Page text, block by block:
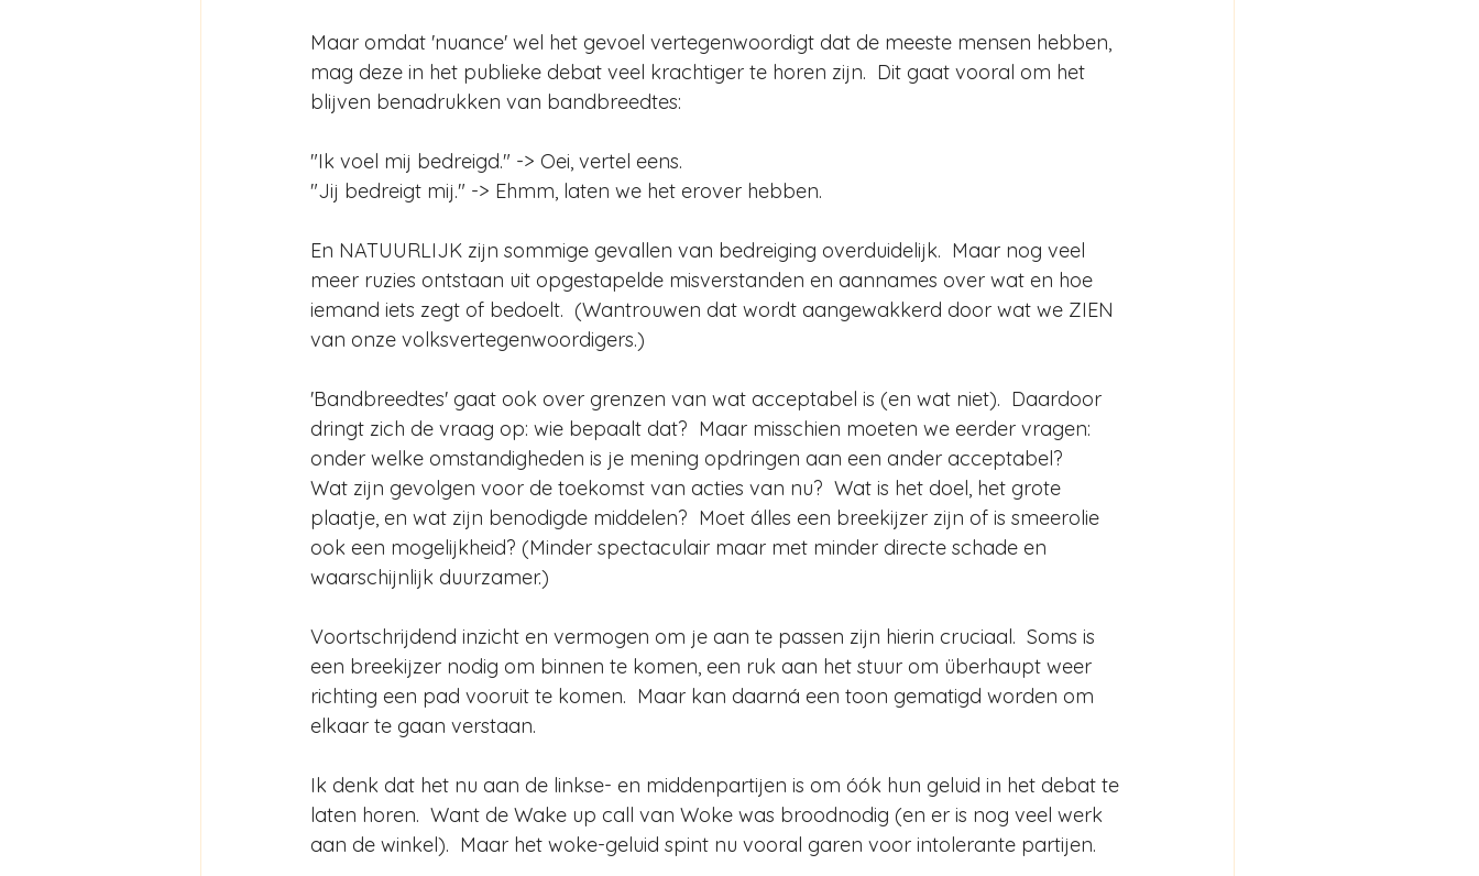
Maar omdat 'nuance' wel het gevoel vertegenwoordigt dat de meeste mensen hebben,
mag deze in het publieke debat veel krachtiger te horen zijn.  Dit gaat vooral om het
blijven benadrukken van bandbreedtes:
"Ik voel mij bedreigd." -> Oei, vertel eens.
"Jij bedreigt mij." -> Ehmm, laten we het erover hebben.
En NATUURLIJK zijn sommige gevallen van bedreiging overduidelijk.  Maar nog veel
meer ruzies ontstaan uit opgestapelde misverstanden en aannames over wat en hoe
iemand iets zegt of bedoelt.  (Wantrouwen dat wordt aangewakkerd door wat we ZIEN
van onze volksvertegenwoordigers.)
'Bandbreedtes' gaat ook over grenzen van wat acceptabel is (en wat niet).  Daardoor
dringt zich de vraag op: wie bepaalt dat?  Maar misschien moeten we eerder vragen:
onder welke omstandigheden is je mening opdringen aan een ander acceptabel?
Wat zijn gevolgen voor de toekomst van acties van nu?  Wat is het doel, het grote
plaatje, en wat zijn benodigde middelen?  Moet álles een breekijzer zijn of is smeerolie
ook een mogelijkheid? (Minder spectaculair maar met minder directe schade en
waarschijnlijk duurzamer.)
Voortschrijdend inzicht en vermogen om je aan te passen zijn hierin cruciaal.  Soms is
een breekijzer nodig om binnen te komen, een ruk aan het stuur om überhaupt weer
richting een pad vooruit te komen.  Maar kan daarná een toon gematigd worden om
elkaar te gaan verstaan.
Ik denk dat het nu aan de linkse- en middenpartijen is om óók hun geluid in het debat te
laten horen.  Want de Wake up call van Woke was broodnodig (en er is nog veel werk
aan de winkel).  Maar het woke-geluid spint nu vooral garen voor intolerante partijen.